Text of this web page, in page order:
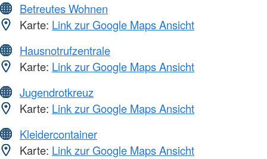
Betreutes Wohnen
Karte: Link zur Google Maps Ansicht
Hausnotrufzentrale
Karte: Link zur Google Maps Ansicht
Jugendrotkreuz
Karte: Link zur Google Maps Ansicht
Kleidercontainer
Karte: Link zur Google Maps Ansicht